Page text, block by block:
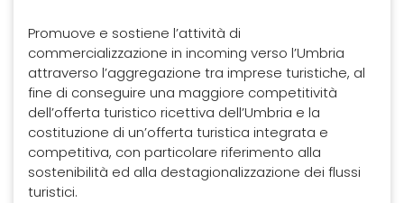
Promuove e sostiene l’attività di
commercializzazione in incoming verso l’Umbria
attraverso l’aggregazione tra imprese turistiche, al
fine di conseguire una maggiore competitività
dell’offerta turistico ricettiva dell’Umbria e la
costituzione di un’offerta turistica integrata e
competitiva, con particolare riferimento alla
sostenibilità ed alla destagionalizzazione dei flussi
turistici.